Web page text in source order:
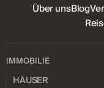
Über unsBlog
IMMOBILIE
HÄUSER